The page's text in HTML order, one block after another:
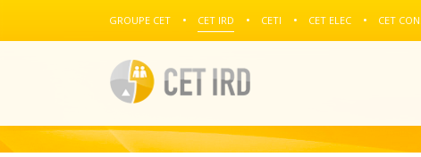
GROUPE CET CET IRD CETI CET ELEC CET